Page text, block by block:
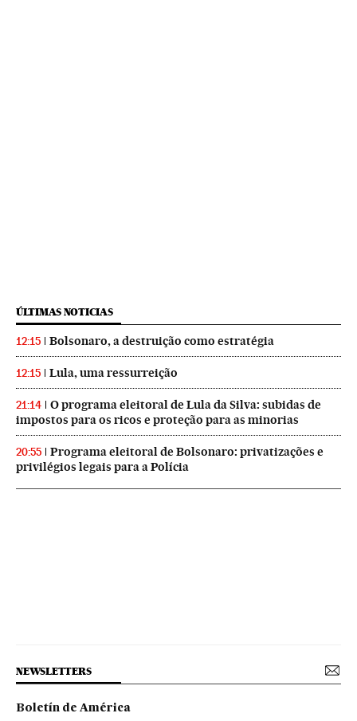
ÚLTIMAS NOTICIAS
12:15 Bolsonaro, a destruição como estratégia
12:15 Lula, uma ressurreição
21:14
O programa eleitoral de Lula da Silva: subidas de
impostos para os ricos e proteção para as minorias
20:55
Programa eleitoral de Bolsonaro: privatizações e
privilégios legais para a Polícia
NEWSLETTERS
Boletín de América